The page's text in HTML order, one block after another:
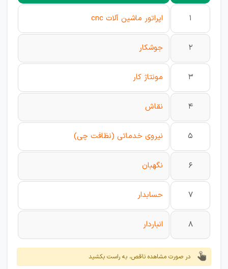
1 اپراتور ماشین آلات cnc
2 جوشکار
3 مونتاژ کار
4 نقاش
5 نیروی خدماتی (نظافت چی)
6 نگهبان
7 حسابدار
8 انباردار
در صورت مشاهده ناقص، به راست بکشید